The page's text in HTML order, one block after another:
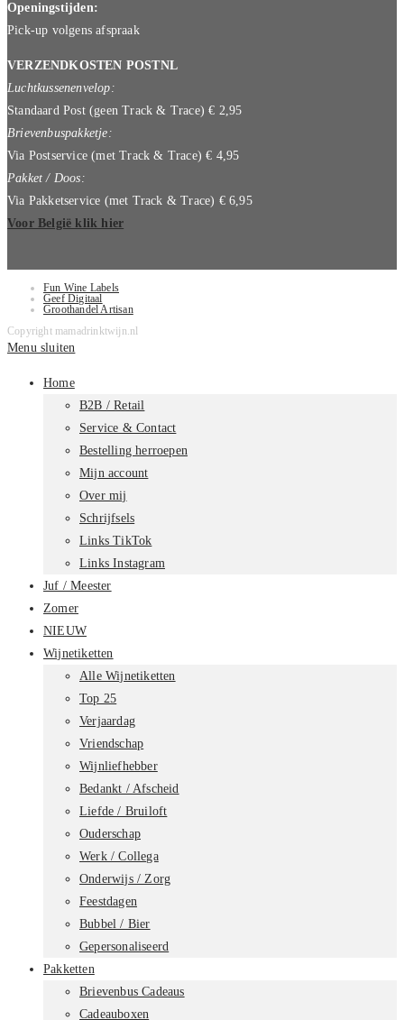
Openingstijden:
Pick-up volgens afspraak
VERZENDKOSTEN POSTNL
Luchtkussenenvelop:
Standaard Post (geen Track & Trace) € 2,95
Brievenbuspakketje:
Via Postservice (met Track & Trace) € 4,95
Pakket / Doos:
Via Pakketservice (met Track & Trace) € 6,95
Voor België klik hier
Fun Wine Labels
Geef Digitaal
Groothandel Artisan
Copyright mamadrinktwijn.nl
Menu sluiten
Home
B2B / Retail
Service & Contact
Bestelling herroepen
Mijn account
Over mij
Schrijfsels
Links TikTok
Links Instagram
Juf / Meester
Zomer
NIEUW
Wijnetiketten
Alle Wijnetiketten
Top 25
Verjaardag
Vriendschap
Wijnliefhebber
Bedankt / Afscheid
Liefde / Bruiloft
Ouderschap
Werk / Collega
Onderwijs / Zorg
Feestdagen
Bubbel / Bier
Gepersonaliseerd
Pakketten
Brievenbus Cadeaus
Cadeauboxen